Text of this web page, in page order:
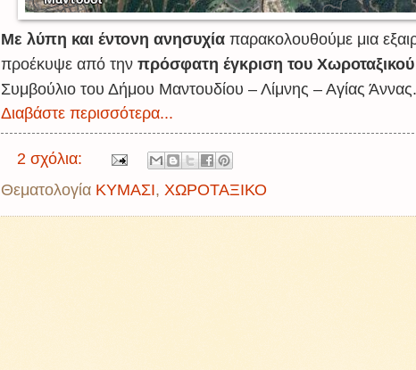
Με λύπη και έντονη ανησυχία παρακολουθούμε μια
προέκυψε από την πρόσφατη έγκριση του Χωροταξικού
Συμβούλιο του Δήμου Μαντουδίου – Λίμνης – Αγίας Άννας.
Διαβάστε περισσότερα...
2 σχόλια:
Θεματολογία ΚΥΜΑΣΙ, ΧΩΡΟΤΑΞΙΚΟ